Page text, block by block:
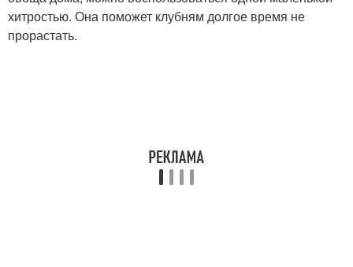
хитростью. Она поможет клубням долгое время не
прорастать.